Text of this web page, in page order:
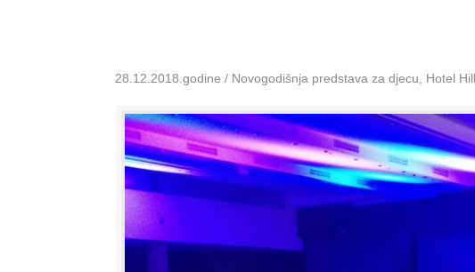
28.12.2018.godine / Novogodišnja predstava za djecu, Hotel